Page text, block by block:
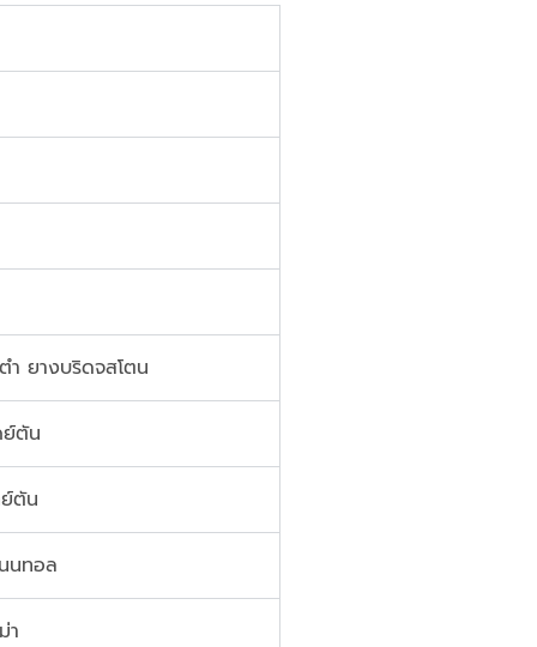
ยางบริดจสโตน
ย์ตัน
ตัน
นทอล
า